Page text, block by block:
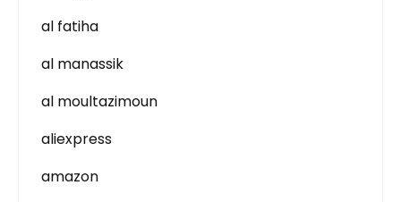
al fatiha
al manassik
al moultazimoun
aliexpress
amazon